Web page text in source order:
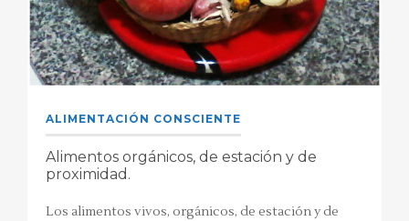
ALIMENTACIÓN CONSCIENTE
Alimentos orgánicos, de estación y de
proximidad.
Los alimentos vivos, orgánicos, de estación y de